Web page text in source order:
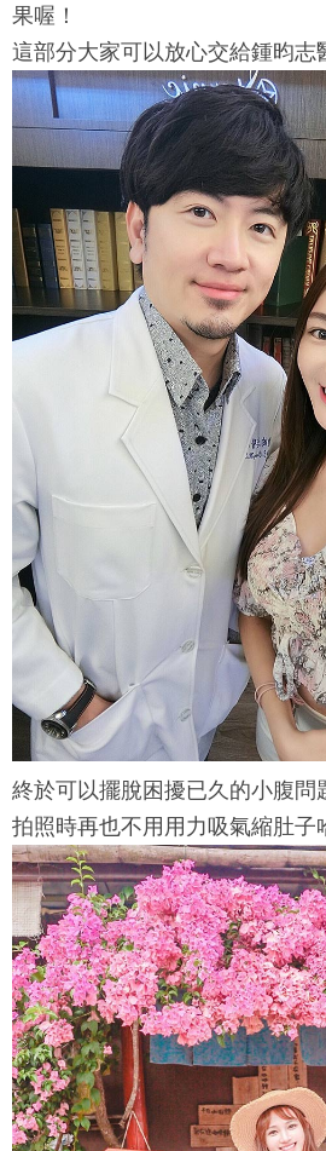
果喔！
這部分大家可以放心交給鍾昀志
終於可以擺脫困擾已久的小腹問
拍照時再也不用用力吸氣縮肚子